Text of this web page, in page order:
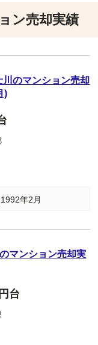
ン売却実績
川のマンション売却
)
年2月
マンション売却実
台